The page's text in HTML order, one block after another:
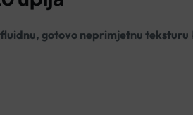
fluidnu, gotovo neprimjetnu teksturu